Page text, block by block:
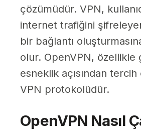
çözümüdür. VPN,
internet trafiğini
bir bağlantı
olur. OpenVPN, özellikle
esneklik açısından
VPN protokolüdür.
OpenVPN Nasıl